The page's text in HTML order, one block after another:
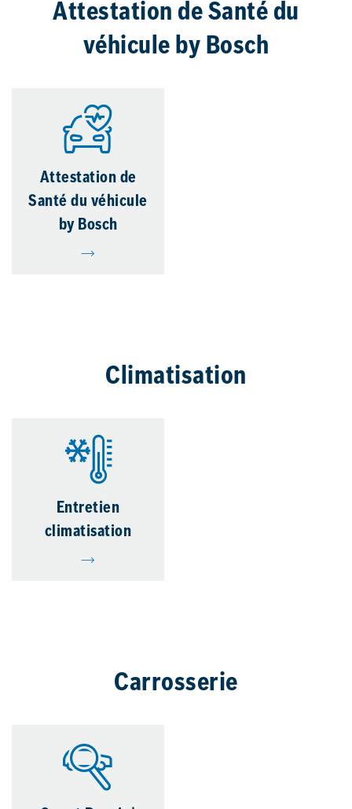
Attestation de Santé du
véhicule by Bosch
Attestation de
Santé du véhicule
by Bosch
Climatisation
Entretien
climatisation
Carrosserie